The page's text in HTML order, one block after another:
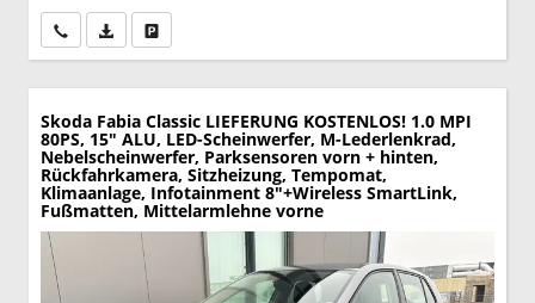
Wir rufen Sie anPDF-Datei, Fahrzeugexposé drucken
Skoda Fabia Classic LIEFERUNG KOSTENLOS! 1.0 MPI
80PS, 15" ALU, LED-Scheinwerfer, M-Lederlenkrad,
Nebelscheinwerfer, Parksensoren vorn + hinten,
Rückfahrkamera, Sitzheizung, Tempomat,
Klimaanlage, Infotainment 8"+Wireless SmartLink,
Fußmatten, Mittelarmlehne vorne